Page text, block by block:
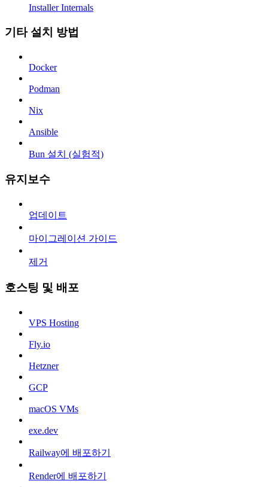
Installer Internals
기타 설치 방법
Docker
Podman
Nix
Ansible
Bun 설치 (실험적)
유지보수
업데이트
마이그레이션 가이드
제거
호스팅 및 배포
VPS Hosting
Fly.io
Hetzner
GCP
macOS VMs
exe.dev
Railway에 배포하기
Render에 배포하기